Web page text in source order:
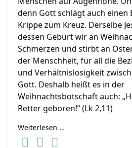
denn Gott schlägt auch einen
Krippe zum Kreuz. Derselbe
dessen Geburt wir an
Schmerzen und stirbt an
der Menschheit, für all die
und Verhältnislosigkeit
Gott. Deshalb heißt es in der
Weihnachtsbotschaft auch:
Retter geboren!“ (Lk 2,11)
Weiterlesen …